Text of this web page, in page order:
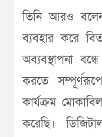
তিনি আরও
ব্যবহার করে
অব্যবস্থাপনা
করতে
কার্যক্রম
করেছি।